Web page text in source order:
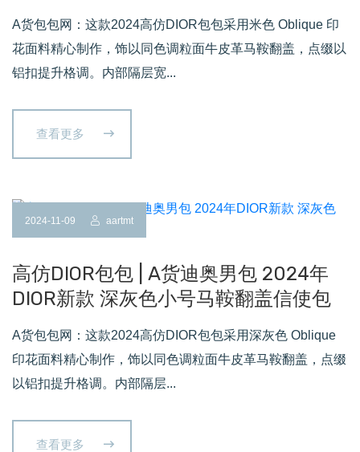
A货包包网：这款2024高仿DIOR包包采用米色 Oblique 印
花面料精心制作，饰以同色调粒面牛皮革马鞍翻盖，点缀以
铝扣提升格调。内部隔层宽...
查看更多
2024-11-09 aartmt
高仿DIOR包包 | A货迪奥男包 2024年
DIOR新款 深灰色小号马鞍翻盖信使包
A货包包网：这款2024高仿DIOR包包采用深灰色 Oblique
印花面料精心制作，饰以同色调粒面牛皮革马鞍翻盖，点缀
以铝扣提升格调。内部隔层...
查看更多